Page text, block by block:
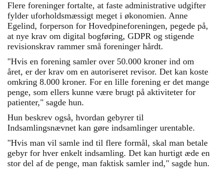
Flere foreninger fortalte, at faste administrative udgifter
fylder uforholdsmæssigt meget i økonomien. Anne
Egelind, forperson for Hovedpineforeningen, pegede på,
at nye krav om digital bogføring, GDPR og stigende
revisionskrav rammer små foreninger hårdt.
"Hvis en forening samler over 50.000 kroner ind om
året, er der krav om en autoriseret revisor. Det kan koste
omkring 8.000 kroner. For en lille forening er det mange
penge, som ellers kunne være brugt på aktiviteter for
patienter," sagde hun.
Hun beskrev også, hvordan gebyrer til
Indsamlingsnævnet kan gøre indsamlinger urentable.
"Hvis man vil samle ind til flere formål, skal man betale
gebyr for hver enkelt indsamling. Det kan hurtigt æde en
stor del af de penge, man faktisk samler ind," sagde hun.